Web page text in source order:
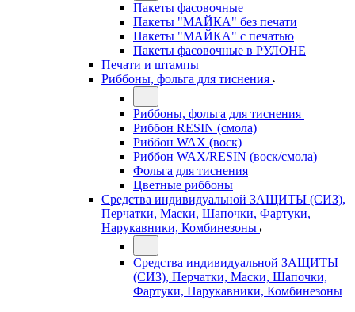
Пакеты фасовочные
Пакеты "МАЙКА" без печати
Пакеты "МАЙКА" с печатью
Пакеты фасовочные в РУЛОНЕ
Печати и штампы
Риббоны, фольга для тиснения
Риббоны, фольга для тиснения
Риббон RESIN (смола)
Риббон WAX (воск)
Риббон WAX/RESIN (воск/смола)
Фольга для тиснения
Цветные риббоны
Средства индивидуальной ЗАЩИТЫ (СИЗ),
Перчатки, Маски, Шапочки, Фартуки,
Нарукавники, Комбинезоны
Средства индивидуальной ЗАЩИТЫ
(СИЗ), Перчатки, Маски, Шапочки,
Фартуки, Нарукавники, Комбинезоны